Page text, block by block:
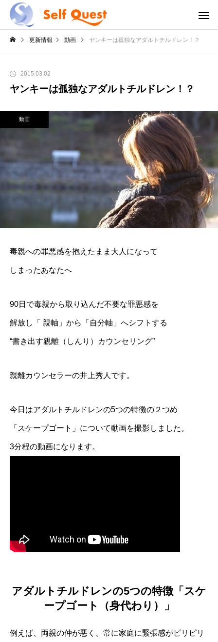
更新情報 動画 ヤンキーは孤独なアダルトチルドレン！？
2015.03.02
ヤンキーは孤独なアダルトチルドレン！？
動画
毒親への罪悪感を抱えたまま大人になって
しまったあなたへ
90日で毒親から取り込んだ不要な罪悪感を
解放し「 親軸」から「自分軸」へシフトする
“書き出す親離（しんり）カウンセリング”
親離カウンセラーの井上秀人です。
今日はアダルトチルドレンの5つの特徴の２つめ
「スケープゴート」について動画を撮影しました。
3分程の動画になります。
アダルトチルドレンの5つの特徴「スケ
ープゴート（身代わり）」
例えば、両親の仲が悪く、常に家庭に緊張感がピリピリ